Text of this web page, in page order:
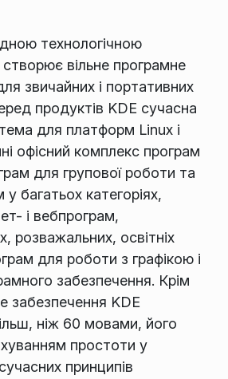
технологічною
вільне програмне
звичайних і портативних
продуктів KDE сучасна
для платформ Linux і
офісний комплекс програм
для групової роботи та
багатьох категоріях,
і вебпрограм,
розважальних, освітніх
для роботи з графікою і
забезпечення. Крім
забезпечення KDE
ніж 60 мовами, його
простоти у
принципів